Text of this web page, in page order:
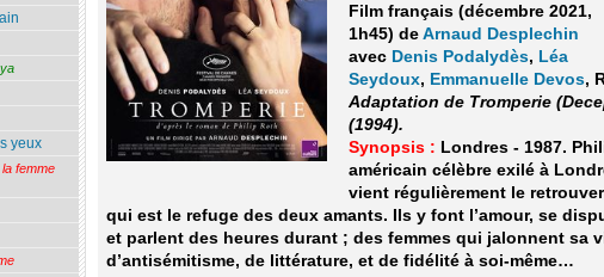
Film français (décembre 2021,
1h45) de Arnaud Desplechin
avec Denis Podalydès, Léa
Seydoux, Emmanuelle Devos,
Adaptation de Tromperie
(1994).
Synopsis : Londres - 1987.
américain célèbre exilé à
vient régulièrement le
qui est le refuge des deux amants. Ils y font l’amour, se
et parlent des heures durant ; des femmes qui jalonnent sa
d’antisémitisme, de littérature, et de fidélité à soi-même…
yeux
femme